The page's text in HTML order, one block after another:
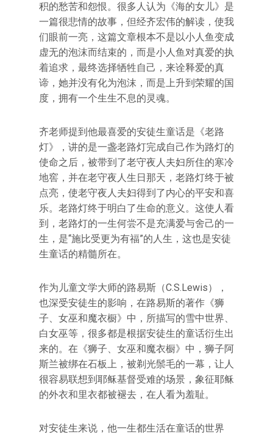
积的愁苦和怨恨。很多人认为《海的女儿》是
一篇很悲情的故事，但经齐宏伟的解读，使我
们眼前一亮，这篇文章根本不是以小人鱼变成
虚无的泡沫而结束的，而是小人鱼对真爱的执
着追求，最终选择牺牲自己，来诠释爱的真
谛，她并没有化为泡沫，而是上升到荣耀的国
度，拥有一个生生不息的灵魂。
齐老师提到他最喜爱的安徒生童话是《老路
灯》，讲的是一盏老路灯完成自己作为路灯的
使命之后，被带到了老守夜人夫妇所住的寒冷
地窖，并在老守夜人生日那天，老路灯终于被
点亮，使老守夜人夫妇得到了内心的平安和喜
乐。老路灯终于明白了生命的意义。这使人看
到，老路灯的一生何尝不是充满爱与舍己的一
生，是“施比受更为有福”的人生，这也是安徒
生童话的精髓所在。
作为儿童文学大师的路易斯（C.S.Lewis），
也深受安徒生的影响，在路易斯的著作《狮
子、女巫和魔衣橱》中，所描写的雪中世界、
白女巫等，很多都是根据安徒生的童话衍生出
来的。在《狮子、女巫和魔衣橱》中，狮子阿
斯兰被绑在石板上，被剃光鬃毛的一幕，让人
很容易联想到耶稣基督受难的场景，象征耶稣
的外衣和里衣都被褪去，在人看为羞耻。
对安徒生来说，他一生都生活在童话的世界